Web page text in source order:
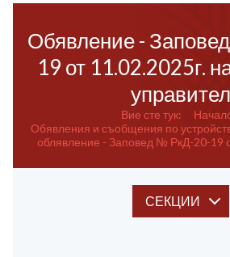
Обявление -
19 от 11.02.2025г.
управител
Вие сте тук:
Обявления и съобщения по
облявление - Заповед № РкД-20-19
СЕКЦИИ